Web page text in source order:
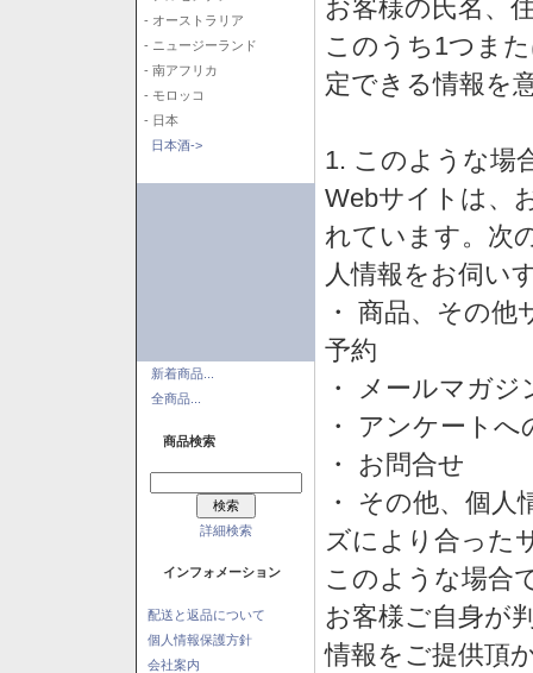
- オーストラリア
- ニュージーランド
- 南アフリカ
- モロッコ
- 日本
日本酒->
新着商品...
全商品...
商品検索
詳細検索
インフォメーション
配送と返品について
個人情報保護方針
会社案内
お客様の氏名、
このうち1つま
定できる情報を
1. このような場
Webサイトは、
れています。次
人情報をお伺い
・ 商品、その
予約
・ メールマガ
・ アンケートへ
・ お問合せ
・ その他、個
ズにより合った
このような場合
お客様ご自身が
情報をご提供頂